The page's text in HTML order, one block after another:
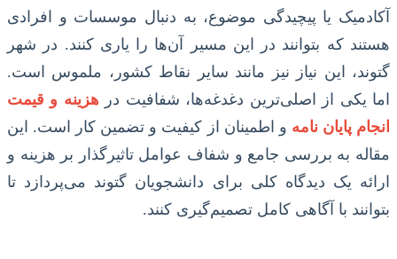
آکادمیک یا پیچیدگی موضوع، به دنبال موسسات و افرادی
هستند که بتوانند در این مسیر آن‌ها را یاری کنند. در شهر
گتوند، این نیاز نیز مانند سایر نقاط کشور، ملموس است.
اما یکی از اصلی‌ترین دغدغه‌ها، شفافیت در هزینه و قیمت
انجام پایان نامه و اطمینان از کیفیت و تضمین کار است. این
مقاله به بررسی جامع و شفاف عوامل تاثیرگذار بر هزینه و
ارائه یک دیدگاه کلی برای دانشجویان گتوند می‌پردازد تا
بتوانند با آگاهی کامل تصمیم‌گیری کنند.